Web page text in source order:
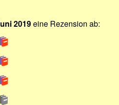
2019eine Rezension ab: